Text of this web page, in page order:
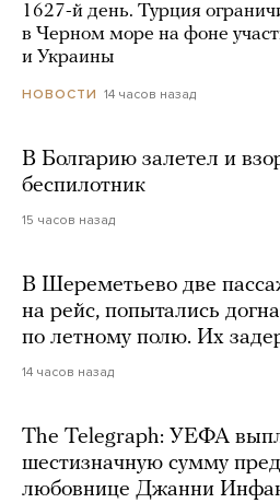
1627-й день. Турция
в Черном море на фоне
и Украины
НОВОСТИ 14 часов назад
В Болгарию залетел и
беспилотник
15 часов назад
В Шереметьево две
на рейс, попытались
по летному полю. Их
14 часов назад
The Telegraph: УЕФА
шестизначную сумму
любовнице Джанни